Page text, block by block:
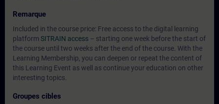
Remarque
Included in the course price: Free access to the digital learning
platform SITRAIN access – starting one week before the start of
the course until two weeks after the end of the course. With the
Learning Membership, you can deepen or repeat the content of
this Learning Event as well as continue your education on other
interesting topics.
Groupes cibles